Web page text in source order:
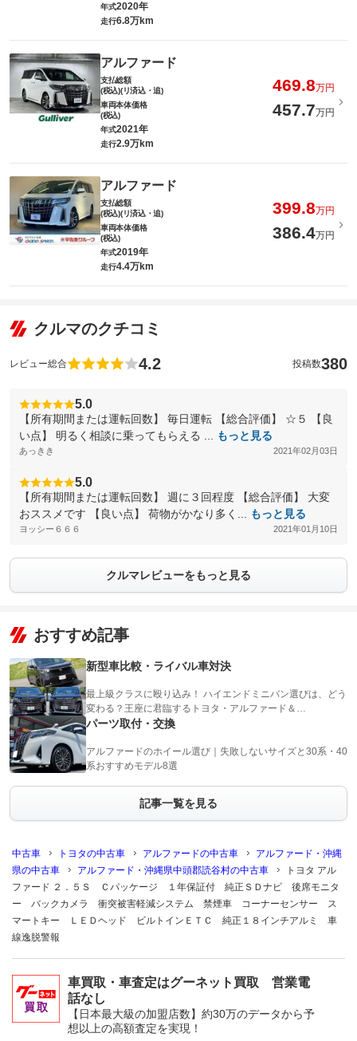
年式2020年
走行6.8万km
アルファード
支払総額
(税込)(リ済込・追)
469.8万円
車両本体価格
(税込)
457.7万円
年式2021年
走行2.9万km
アルファード
支払総額
(税込)(リ済込・追)
399.8万円
車両本体価格
(税込)
386.4万円
年式2019年
走行4.4万km
クルマのクチコミ
レビュー総合 4.2 投稿数380
5.0
【所有期間または運転回数】 毎日運転 【総合評価】 ☆５ 【良
い点】 明るく相談に乗ってもらえる ...
もっと見る
あっきき 2021年02月03日
5.0
【所有期間または運転回数】 週に３回程度 【総合評価】 大変
おススメです 【良い点】 荷物がかなり多く...
もっと見る
ヨッシー６６６ 2021年01月10日
クルマレビューをもっと見る
おすすめ記事
新型車比較・ライバル車対決
最上級クラスに殴り込み！ ハイエンドミニバン選びは、どう
変わる？王座に君臨するトヨタ・アルファード＆…
パーツ取付・交換
アルファードのホイール選び｜失敗しないサイズと30系・40
系おすすめモデル8選
記事一覧を見る
中古車 トヨタの中古車 アルファードの中古車
アルファード・沖縄
県の中古車
アルファード・沖縄県中頭郡読谷村の中古車
トヨタ アル
ファード ２．５Ｓ Ｃパッケージ １年保証付 純正ＳＤナビ 後席モニタ
ー バックカメラ 衝突被害軽減システム 禁煙車 コーナーセンサー ス
マートキー ＬＥＤヘッド ビルトインＥＴＣ 純正１８インチアルミ 車
線逸脱警報
車買取・車査定はグーネット買取 営業電
話なし
【日本最大級の加盟店数】約30万のデータから予
想以上の高額査定を実現！